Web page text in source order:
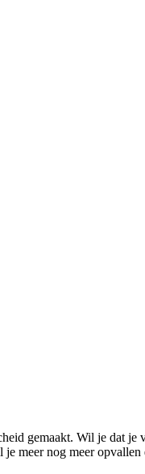
gemaakt. Wil je dat je
meer nog meer opvallen